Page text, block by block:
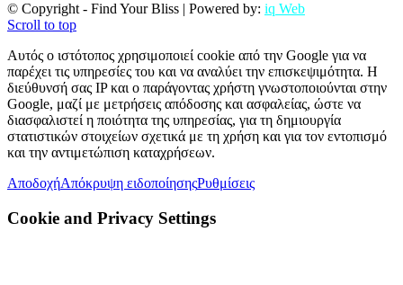
© Copyright - Find Your Bliss | Powered by: iq Web
Scroll to top
Αυτός ο ιστότοπος χρησιμοποιεί cookie από την Google για να
παρέχει τις υπηρεσίες του και να αναλύει την επισκεψιμότητα. Η
διεύθυνσή σας IP και ο παράγοντας χρήστη γνωστοποιούνται στην
Google, μαζί με μετρήσεις απόδοσης και ασφαλείας, ώστε να
διασφαλιστεί η ποιότητα της υπηρεσίας, για τη δημιουργία
στατιστικών στοιχείων σχετικά με τη χρήση και για τον εντοπισμό
και την αντιμετώπιση καταχρήσεων.
ΑποδοχήΑπόκρυψη ειδοποίησηςΡυθμίσεις
Cookie and Privacy Settings